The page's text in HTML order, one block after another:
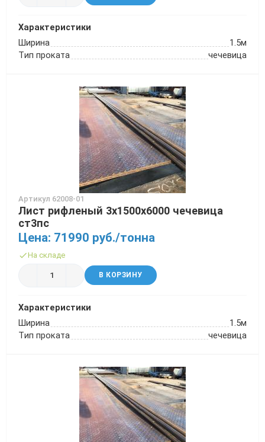
Характеристики
Ширина
1.5м
Тип проката
чечевица
Артикул 62008-01
Лист рифленый 3х1500х6000 чечевица
ст3пс
Цена: 71990 руб./тонна
На складе
В КОРЗИНУ
Характеристики
Ширина
1.5м
Тип проката
чечевица